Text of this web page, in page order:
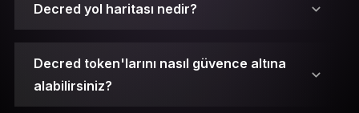
Decred yol haritası nedir?
Decred token'larını nasıl güvence altına
alabilirsiniz?